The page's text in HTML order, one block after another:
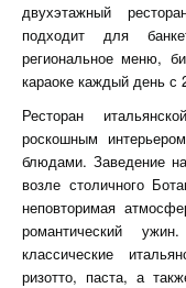
двухэтажный
подходит для
региональное меню,
караоке каждый день с
Ресторан
роскошным
блюдами. Заведение
возле столичного
неповторимая
романтический
классические
ризотто, паста, а